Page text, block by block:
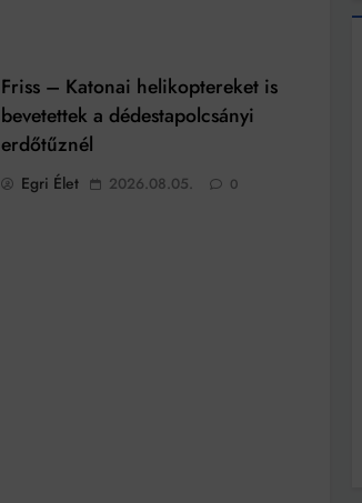
Friss – Katonai helikoptereket is
bevetettek a dédestapolcsányi
erdőtűznél
Egri Élet 2026.08.05. 0